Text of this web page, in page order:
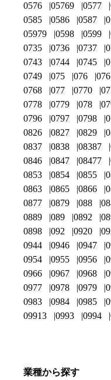
0576
05769 0577
0585
0586 0587
05979
0598 0599
0735
0736 0737
0743
0744 0745
0749
075 076
0768
077 0770
0778
0779 078
0796
0797 0798
0826
0827 0829
0837
0838 08387
0846
0847 08477
0853
0854 0855
0863
0865 0866
0877
0879 088
0889
089 0892
0898
092 0920
0944
0946 0947
0954
0955 0956
0966
0967 0968
0977
0978 0979
0983
0984 0985
09913
0993 0994
業種から探す